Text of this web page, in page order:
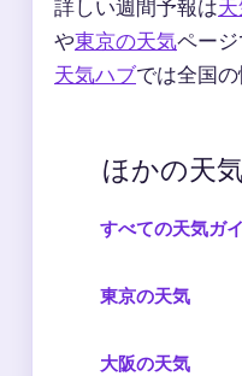
詳しい週間予報は天
や東京の天気ページ
天気ハブでは全国の
ほかの天
すべての天気ガ
東京の天気
大阪の天気